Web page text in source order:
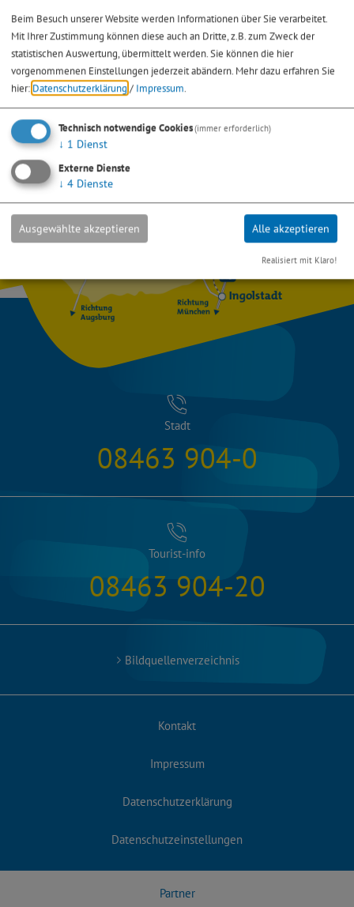
08463 605252
Stadt
08463 904-0
Tourist-info
08463 904-20
Bildquellenverzeichnis
Kontakt
Impressum
Datenschutzerklärung
Datenschutzeinstellungen
Partner
Beim Besuch unserer Website werden Informationen über Sie verarbeitet.
Mit Ihrer Zustimmung können diese auch an Dritte, z.B. zum Zweck der
statistischen Auswertung, übermittelt werden. Sie können die hier
vorgenommenen Einstellungen jederzeit abändern. Mehr dazu erfahren Sie
hier: Datenschutzerklärung / Impressum.
Technisch notwendige Cookies(immer erforderlich)
↓ 1 Dienst
Externe Dienste
↓ 4 Dienste
Ausgewählte akzeptieren Alle akzeptieren
Realisiert mit Klaro!